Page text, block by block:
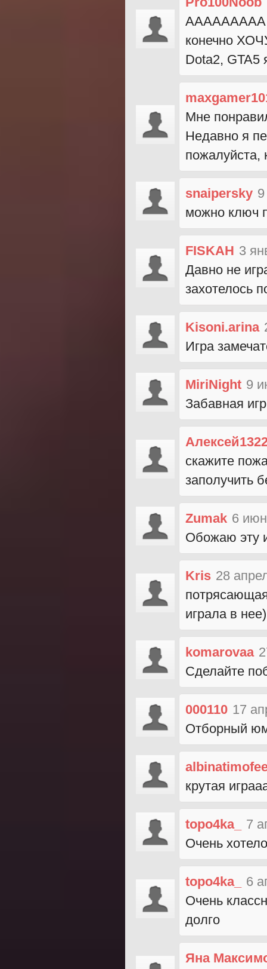
ААААААААА
конечно
Dota2,
Мне
Недавно я
пожалуйста,
snaipersky
можно ключ
FISKAH 3
Давно не
захотелось
Kisoni.arina
Игра
MiriNight 9
Забавная
скажите
заполучить
Zumak 6
Обожаю эту
Kris 28
играла в нее)
komarovaa
Сделайте
000110 17
Отборный
крутая
topo4ka_
7
Очень
topo4ka_
6
Очень
долго
Яна